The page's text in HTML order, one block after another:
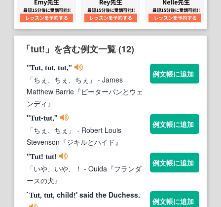
「tut!」を含む例文一覧 (12)
"Tut, tut, tut,"
「ちぇ、ちぇ、ちぇ」 - James
Matthew Barrie『ピーターパンとウェ
ンディ』
例文帳に追加
"Tut-tut,"
「ちぇ、ちぇ」 - Robert Louis
Stevenson『ジキルとハイド』
例文帳に追加
"Tut! tut!
「いや、いや、！ - Ouida『フランダ
ースの犬』
例文帳に追加
`Tut, tut, child!' said the Duchess.
例文帳に追加